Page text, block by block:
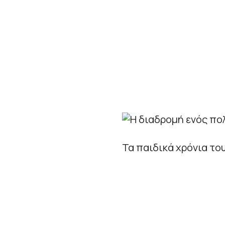
Τα παιδικά χρόνια